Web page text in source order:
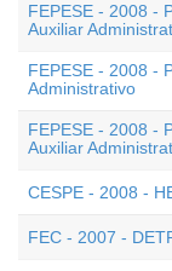
FEPESE - 2008 -
Auxiliar
FEPESE - 2008 -
Administrativo
FEPESE - 2008 -
Auxiliar
CESPE - 2008 -
FEC - 2007 -